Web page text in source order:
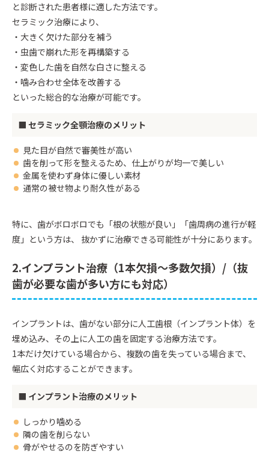
と診断された患者様に適した方法です。
セラミック治療により、
・大きく欠けた部分を補う
・虫歯で崩れた形を再構築する
・変色した歯を自然な白さに整える
・噛み合わせ全体を改善する
といった総合的な治療が可能です。
■ セラミック全顎治療のメリット
見た目が自然で審美性が高い
歯を削って形を整えるため、仕上がりが均一で美しい
金属を使わず身体に優しい素材
通常の被せ物より耐久性がある
特に、歯がボロボロでも「根の状態が良い」「歯周病の進行が軽
度」という方は、 抜かずに治療できる可能性が十分にあります。
2.インプラント治療（1本欠損〜多数欠損）/（抜
歯が必要な歯が多い方にも対応）
インプラントは、歯がない部分に人工歯根（インプラント体）を
埋め込み、その上に人工の歯を固定する治療方法です。
1本だけ欠けている場合から、複数の歯を失っている場合まで、
幅広く対応することができます。
■ インプラント治療のメリット
しっかり噛める
隣の歯を削らない
骨がやせるのを防ぎやすい